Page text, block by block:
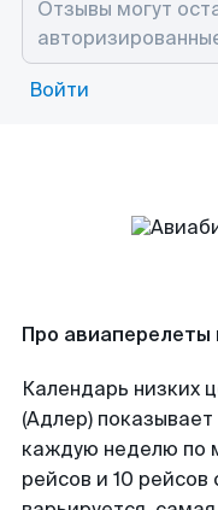
Войти
Про
Календарь низких
(Адлер)
каждую неделю по
рейсов и 10